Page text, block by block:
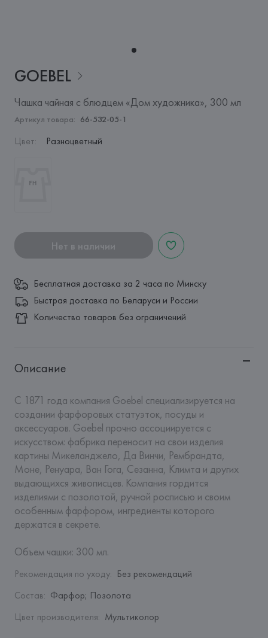
GOEBEL
Чашка чайная с блюдцем «Дом художника», 300 мл
Артикул товара: 66-532-05-1
Цвет: Разноцветный
Нет в наличии
Бесплатная доставка за 2 часа по Минску
Быстрая доставка по Беларуси и России
Количество товаров без ограничений
Описание
С 1871 года компания Goebel специализируется на
создании фарфоровых статуэток, посуды и
аксессуаров. Goebel прочно ассоциируется с
искусством: фабрика переносит на свои изделия
картины Микеланджело, Да Винчи, Рембрандта,
Моне, Ренуара, Ван Гога, Сезанна, Климта и других
выдающихся живописцев. Компания гордится
изделиями с позолотой, ручной росписью и своим
особенным фарфором, ингредиенты которого
держатся в секрете.
Объем чашки: 300 мл.
Рекомендация по уходу: Без рекомендаций
Состав: Фарфор; Позолота
Цвет производителя: Мультиколор